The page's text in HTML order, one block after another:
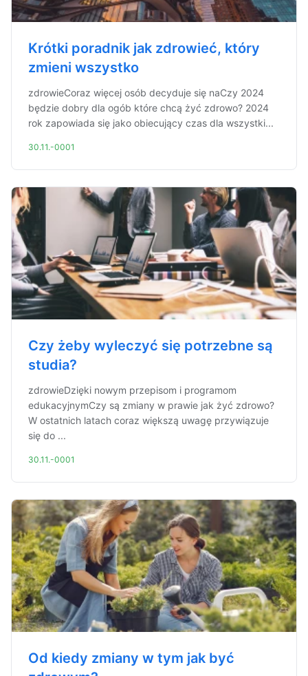
Krótki poradnik jak zdrowieć, który
zmieni wszystko
zdrowieCoraz więcej osób decyduje się naCzy 2024
będzie dobry dla ogób które chcą żyć zdrowo? 2024
rok zapowiada się jako obiecujący czas dla wszystki...
30.11.-0001
Czy żeby wyleczyć się potrzebne są
studia?
zdrowieDzięki nowym przepisom i programom
edukacyjnymCzy są zmiany w prawie jak żyć zdrowo?
W ostatnich latach coraz większą uwagę przywiązuje
się do ...
30.11.-0001
Od kiedy zmiany w tym jak być